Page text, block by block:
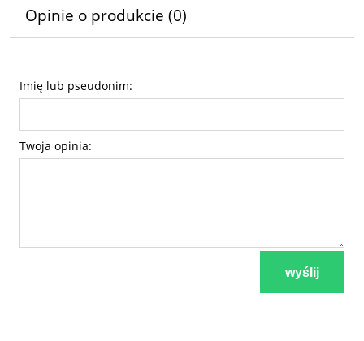
Opinie o produkcie (0)
Imię lub pseudonim:
Twoja opinia:
wyślij